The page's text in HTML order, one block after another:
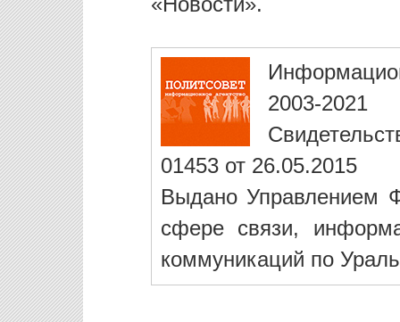
«Новости».
2003-2021
01453 от 26.05.2015
Выдано Управлением
сфере связи,
коммуникаций по